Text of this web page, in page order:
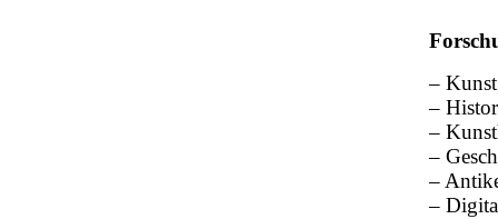
–
–
–
–
–
–